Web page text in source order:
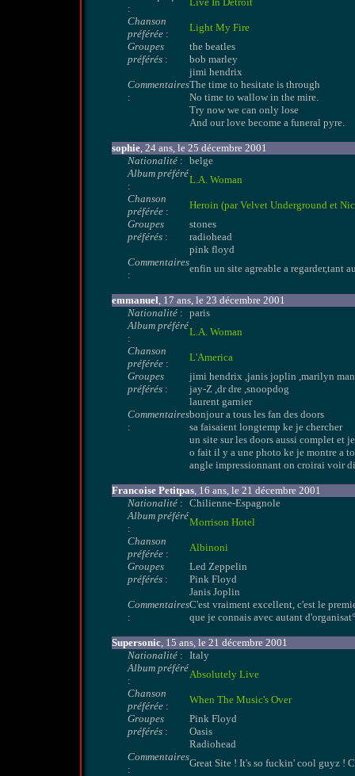
:
Chanson
préférée :
Light My Fire
Groupes
préférés :
the beatles
bob marley
jimi hendrix
Commentaires
:
The time to hesitate is through
No time to wallow in the mire.
Try now we can only lose
And our love become a funeral pyre.
sophie, 24 ans, le 25 décembre 2001
Nationalité : belge
Album préféré
:
L.A. Woman
Chanson
préférée :
Heroin (par Velvet Underground et
Groupes
préférés :
stones
radiohead
pink floyd
Commentaires
:
enfin un site agreable a regarder,tant
emmanuel, 17 ans, le 23 décembre 2001
Nationalité : paris
Album préféré
:
L.A. Woman
Chanson
préférée :
L'America
Groupes
préférés :
jimi hendrix ,janis joplin ,marilyn
jay-Z ,dr dre ,snoopdog
laurent garnier
Commentaires
:
bonjour a tous les fan des doors
sa faisaient longtemp ke je chercher
un site sur les doors aussi complet et
o fait il y a une photo ke je montre a
angle impressionnant on croirai voir
Francoise Petitpas, 16 ans, le 21 décembre 2001
Nationalité : Chilienne-Espagnole
Album préféré
:
Morrison Hotel
Chanson
préférée :
Albinoni
Groupes
préférés :
Led Zeppelin
Pink Floyd
Janis Joplin
Commentaires
:
C'est vraiment excellent, c'est le
que je connais avec autant
Supersonic, 15 ans, le 21 décembre 2001
Nationalité : Italy
Album préféré
:
Absolutely Live
Chanson
préférée :
When The Music's Over
Groupes
préférés :
Pink Floyd
Oasis
Radiohead
Commentaires
:
Great Site ! It's so fuckin' cool guyz !